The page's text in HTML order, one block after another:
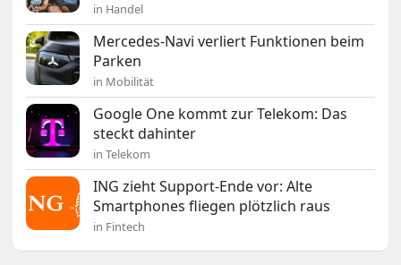
in Handel
Mercedes-Navi verliert Funktionen beim
Parken
in Mobilität
Google One kommt zur Telekom: Das
steckt dahinter
in Telekom
ING zieht Support-Ende vor: Alte
Smartphones fliegen plötzlich raus
in Fintech